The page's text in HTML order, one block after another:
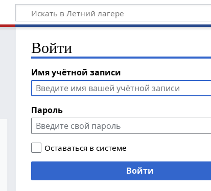
Войти
Имя учётной записи
Пароль
Оставаться в системе
Войти